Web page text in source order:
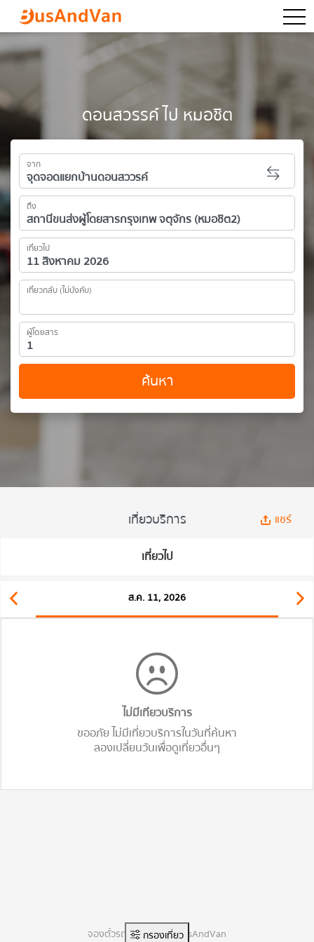
ดอนสวรรค์ ไป หมอชิต
จาก
ถึง
เที่ยวไป
เที่ยวกลับ (ไม่บังคับ)
ผู้โดยสาร
ค้นหา
เที่ยวบริการ แชร์
เที่ยวไป
ส.ค. 11, 2026
ไม่มีเทียวบริการ
ขออภัย ไม่มีเที่ยวบริการในวันที่ค้นหา
ลองเปลี่ยนวันเพื่อดูเที่ยวอื่นๆ
กรองเที่ยว
จองตั๋วรถทัวร์ออนไลน์ BusAndVan